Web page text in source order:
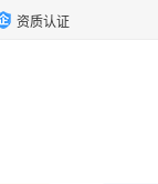
资质认证